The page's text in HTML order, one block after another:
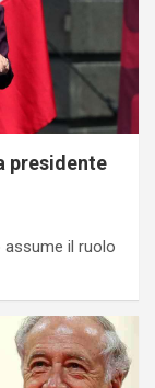
presidente
assume il ruolo